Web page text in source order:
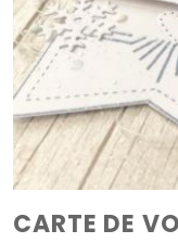
CARTE DE